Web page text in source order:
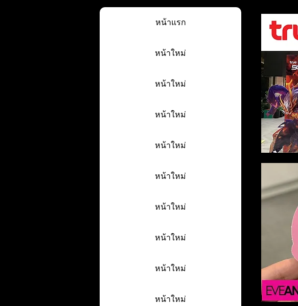
หน้าแรก
หน้าใหม่
หน้าใหม่
หน้าใหม่
หน้าใหม่
หน้าใหม่
หน้าใหม่
หน้าใหม่
หน้าใหม่
หน้าใหม่